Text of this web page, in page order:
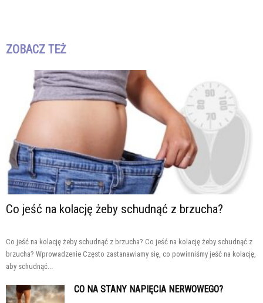
ZOBACZ TEŻ
Co jeść na kolację żeby schudnąć z brzucha?
Co jeść na kolację żeby schudnąć z brzucha? Co jeść na kolację żeby schudnąć z
brzucha? Wprowadzenie Często zastanawiamy się, co powinniśmy jeść na kolację,
aby schudnąć...
CO NA STANY NAPIĘCIA NERWOWEGO?